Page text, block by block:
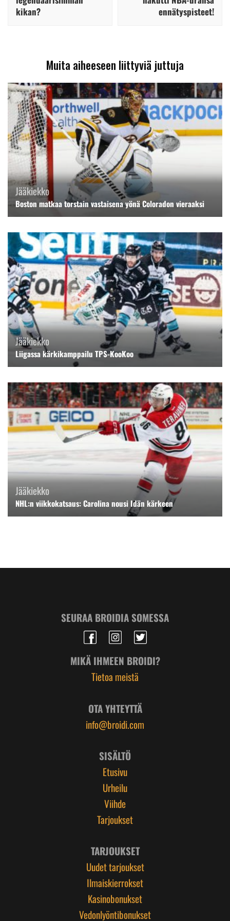
kikan?
ennätyspisteet!
Muita aiheeseen liittyviä juttuja
Jääkiekko
Boston matkaa torstain vastaisena yönä Coloradon vieraaksi
Jääkiekko
Liigassa kärkikamppailu TPS-KooKoo
Jääkiekko
NHL:n viikkokatsaus: Carolina nousi Idän kärkeen
SEURAA BROIDIA SOMESSA
MIKÄ IHMEEN BROIDI?
Tietoa meistä
OTA YHTEYTTÄ
info@broidi.com
SISÄLTÖ
Etusivu
Urheilu
Viihde
Tarjoukset
TARJOUKSET
Uudet tarjoukset
Ilmaiskierrokset
Kasinobonukset
Vedonlyöntibonukset